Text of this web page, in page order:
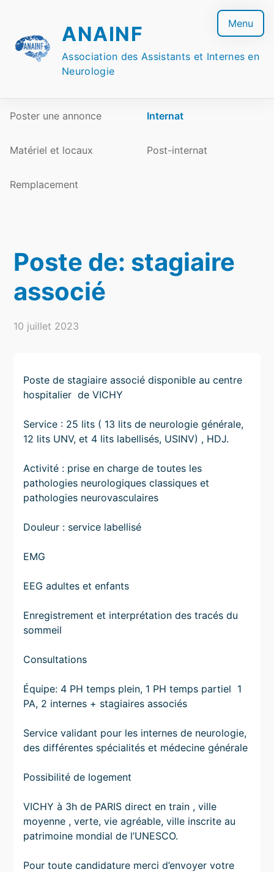
content
ANAINF
Association des Assistants et Internes en
Neurologie
Menu
Poster une annonce Internat
Matériel et locaux Post-internat
Remplacement
Poste de: stagiaire
associé
10 juillet 2023
Poste de stagiaire associé disponible au centre
hospitalier de VICHY
Service : 25 lits ( 13 lits de neurologie générale,
12 lits UNV, et 4 lits labellisés, USINV) , HDJ.
Activité : prise en charge de toutes les
pathologies neurologiques classiques et
pathologies neurovasculaires
Douleur : service labellisé
EMG
EEG adultes et enfants
Enregistrement et interprétation des tracés du
sommeil
Consultations
Équipe: 4 PH temps plein, 1 PH temps partiel 1
PA, 2 internes + stagiaires associés
Service validant pour les internes de neurologie,
des différentes spécialités et médecine générale
Possibilité de logement
VICHY à 3h de PARIS direct en train , ville
moyenne , verte, vie agréable, ville inscrite au
patrimoine mondial de l’UNESCO.
Pour toute candidature merci d’envoyer votre